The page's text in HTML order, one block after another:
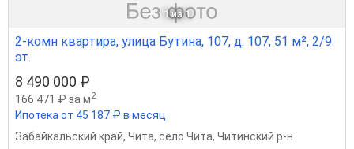
1 из 1
2-комн квартира, улица Бутина, 107, д. 107, 51 м², 2/9
эт.
8 490 000 ₽
166 471 ₽ за м2
Ипотека от 45 187 ₽ в месяц
Забайкальский край, Чита, село Чита, Читинский р-н